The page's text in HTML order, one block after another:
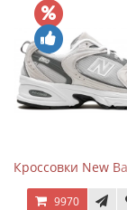
Кроссовки New
9970